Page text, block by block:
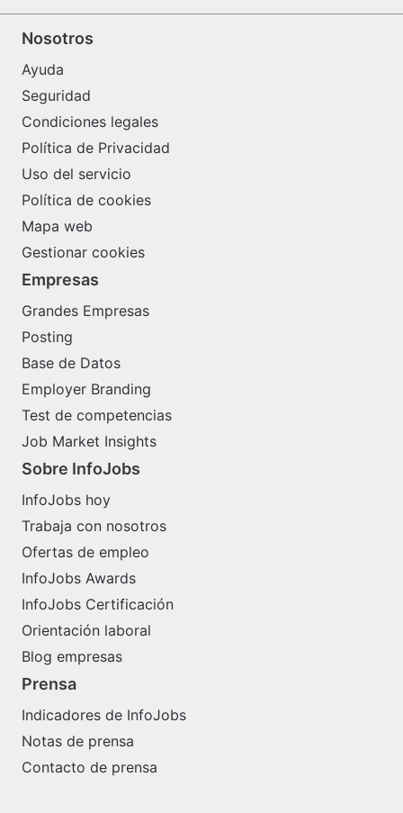
Nosotros
Ayuda
Seguridad
Condiciones legales
Política de Privacidad
Uso del servicio
Política de cookies
Mapa web
Gestionar cookies
Empresas
Grandes Empresas
Posting
Base de Datos
Employer Branding
Test de competencias
Job Market Insights
Sobre InfoJobs
InfoJobs hoy
Trabaja con nosotros
Ofertas de empleo
InfoJobs Awards
InfoJobs Certificación
Orientación laboral
Blog empresas
Prensa
Indicadores de InfoJobs
Notas de prensa
Contacto de prensa